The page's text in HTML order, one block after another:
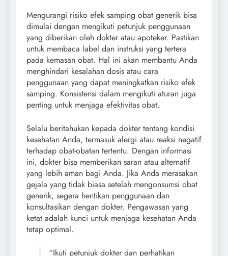
Mengurangi risiko efek samping obat generik bisa
dimulai dengan mengikuti petunjuk penggunaan
yang diberikan oleh dokter atau apoteker. Pastikan
untuk membaca label dan instruksi yang tertera
pada kemasan obat. Hal ini akan membantu Anda
menghindari kesalahan dosis atau cara
penggunaan yang dapat meningkatkan risiko efek
samping. Konsistensi dalam mengikuti aturan juga
penting untuk menjaga efektivitas obat.
Selalu beritahukan kepada dokter tentang kondisi
kesehatan Anda, termasuk alergi atau reaksi negatif
terhadap obat-obatan tertentu. Dengan informasi
ini, dokter bisa memberikan saran atau alternatif
yang lebih aman bagi Anda. Jika Anda merasakan
gejala yang tidak biasa setelah mengonsumsi obat
generik, segera hentikan penggunaan dan
konsultasikan dengan dokter. Pengawasan yang
ketat adalah kunci untuk menjaga kesehatan Anda
tetap optimal.
“Ikuti petunjuk dokter dan perhatikan